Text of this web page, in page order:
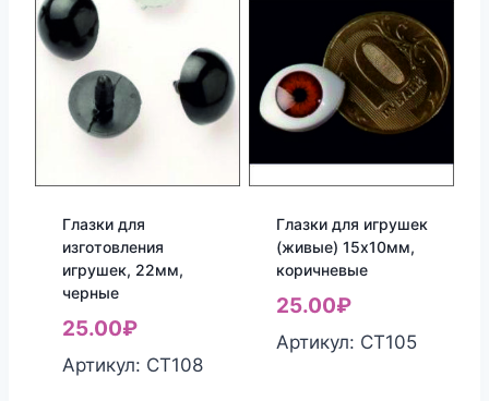
Глазки для
изготовления
игрушек, 22мм,
черные
25.00₽
Артикул: СТ108
Глазки для игрушек
(живые) 15х10мм,
коричневые
25.00₽
Артикул: СТ105